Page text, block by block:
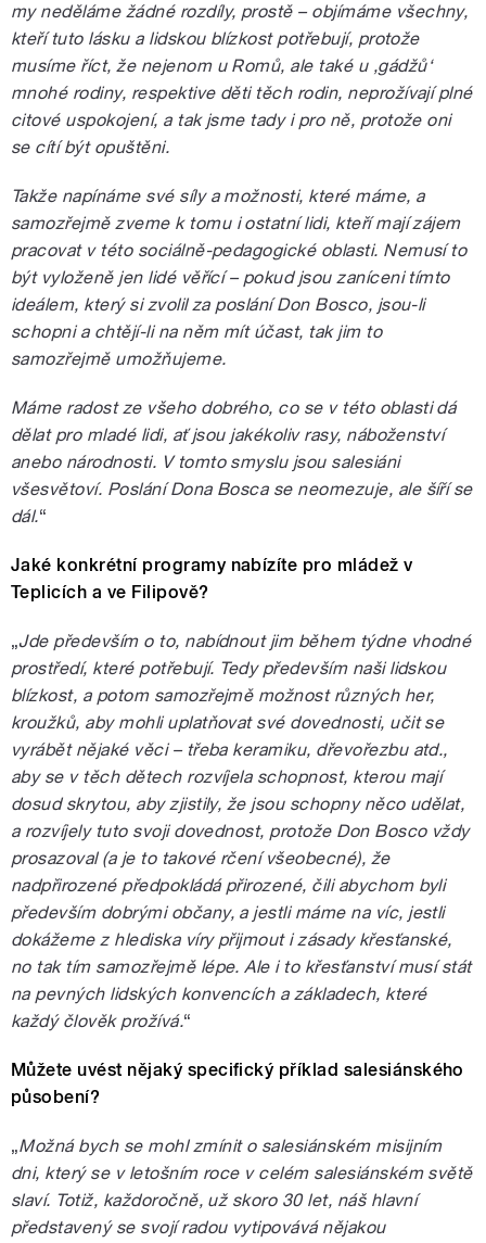
my neděláme žádné rozdíly, prostě – objímáme všechny,
kteří tuto lásku a lidskou blízkost potřebují, protože
musíme říct, že nejenom u Romů, ale také u ‚gádžů‘
mnohé rodiny, respektive děti těch rodin, neprožívají plné
citové uspokojení, a tak jsme tady i pro ně, protože oni
se cítí být opuštěni.
Takže napínáme své síly a možnosti, které máme, a
samozřejmě zveme k tomu i ostatní lidi, kteří mají zájem
pracovat v této sociálně-pedagogické oblasti. Nemusí to
být vyloženě jen lidé věřící – pokud jsou zaníceni tímto
ideálem, který si zvolil za poslání Don Bosco, jsou-li
schopni a chtějí-li na něm mít účast, tak jim to
samozřejmě umožňujeme.
Máme radost ze všeho dobrého, co se v této oblasti dá
dělat pro mladé lidi, ať jsou jakékoliv rasy, náboženství
anebo národnosti. V tomto smyslu jsou salesiáni
všesvětoví. Poslání Dona Bosca se neomezuje, ale šíří se
dál.“
Jaké konkrétní programy nabízíte pro mládež v
Teplicích a ve Filipově?
„Jde především o to, nabídnout jim během týdne vhodné
prostředí, které potřebují. Tedy především naši lidskou
blízkost, a potom samozřejmě možnost různých her,
kroužků, aby mohli uplatňovat své dovednosti, učit se
vyrábět nějaké věci – třeba keramiku, dřevořezbu atd.,
aby se v těch dětech rozvíjela schopnost, kterou mají
dosud skrytou, aby zjistily, že jsou schopny něco udělat,
a rozvíjely tuto svoji dovednost, protože Don Bosco vždy
prosazoval (a je to takové rčení všeobecné), že
nadpřirozené předpokládá přirozené, čili abychom byli
především dobrými občany, a jestli máme na víc, jestli
dokážeme z hlediska víry přijmout i zásady křesťanské,
no tak tím samozřejmě lépe. Ale i to křesťanství musí stát
na pevných lidských konvencích a základech, které
každý člověk prožívá.“
Můžete uvést nějaký specifický příklad salesiánského
působení?
„Možná bych se mohl zmínit o salesiánském misijním
dni, který se v letošním roce v celém salesiánském světě
slaví. Totiž, každoročně, už skoro 30 let, náš hlavní
představený se svojí radou vytipovává nějakou